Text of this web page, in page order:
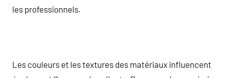
les professionnels.
Les couleurs et les textures des matériaux influencent